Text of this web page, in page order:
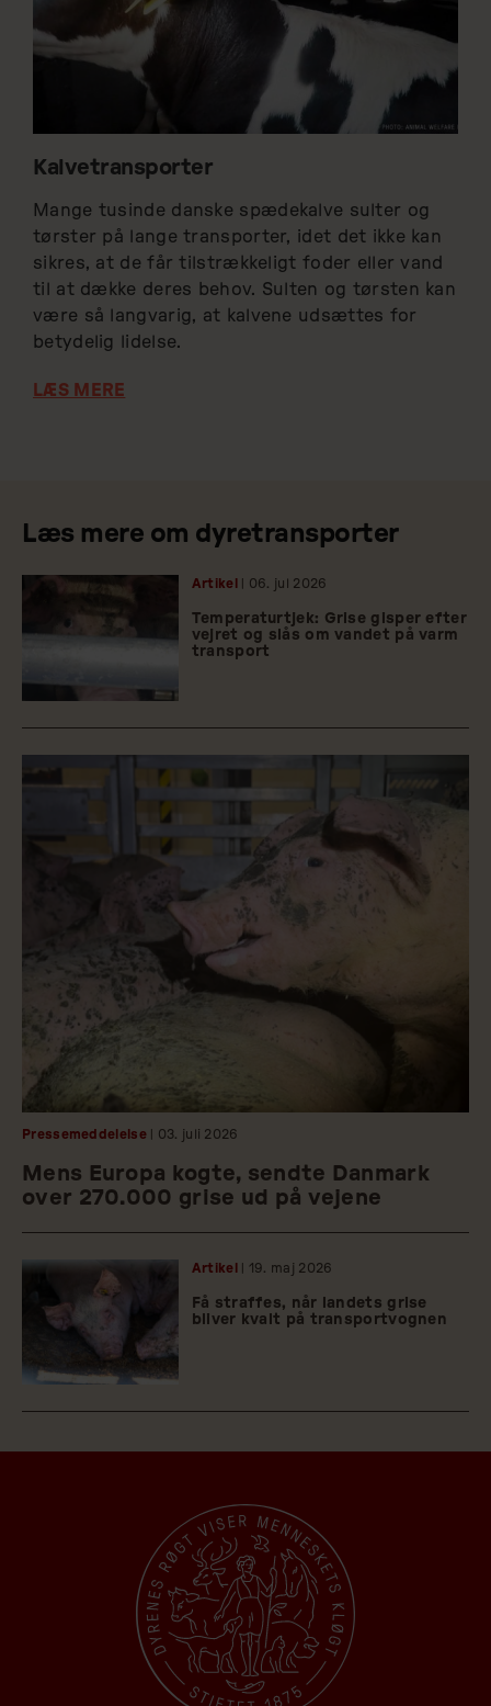
Kalvetransporter
Mange tusinde danske spædekalve sulter og
tørster på lange transporter, idet det ikke kan
sikres, at de får tilstrækkeligt foder eller vand
til at dække deres behov. Sulten og tørsten kan
være så langvarig, at kalvene udsættes for
betydelig lidelse.
LÆS MERE
Læs mere om dyretransporter
Artikel | 06. jul 2026
Temperaturtjek: Grise gisper efter
vejret og slås om vandet på varm
transport
Pressemeddelelse| 03. juli 2026
Mens Europa kogte, sendte Danmark
over 270.000 grise ud på vejene
Artikel | 19. maj 2026
Få straffes, når landets grise
bliver kvalt på transportvognen